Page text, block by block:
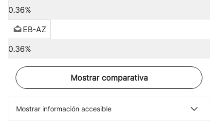
0.36%
EB-AZ
0.36%
Mostrar comparativa
Mostrar información accesible